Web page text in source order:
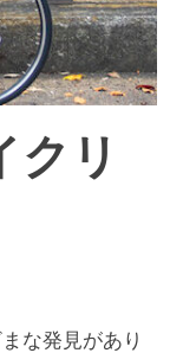
クリ
な発見があり